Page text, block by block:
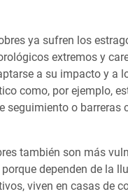
ya sufren los
extremos y
a su impacto y a
como, por ejemplo,
seguimiento o barreras
también son más
dependen de la
viven en casas de